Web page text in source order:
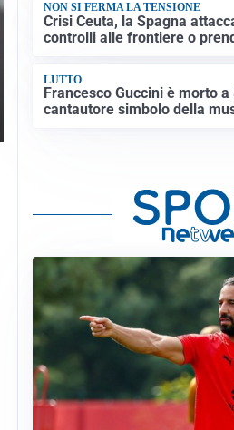
NON SI FERMA LA TENSIONE
Crisi Ceuta, la Spagna
controlli alle frontiere o
LUTTO
Francesco Guccini è morto
cantautore simbolo della